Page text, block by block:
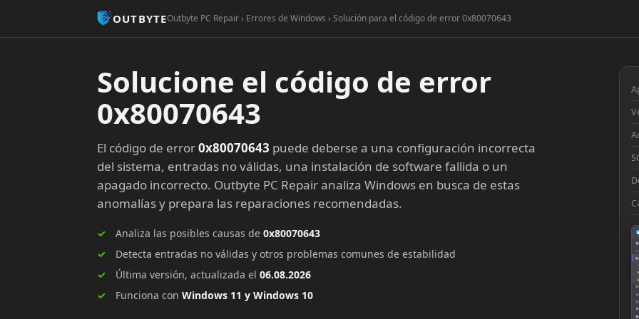
OUTBYTEOutbyte PC Repair › Errores de Windows › Solución para el código de error 0x80070643
Solucione el código de error
0x80070643
El código de error0x80070643 puede deberse a una configuración incorrecta
del sistema, entradas no válidas, una instalación de software fallida o un
apagado incorrecto. Outbyte PC Repair analiza Windows en busca de estas
anomalías y prepara las reparaciones recomendadas.
Analiza las posibles causas de 0x80070643
Detecta entradas no válidas y otros problemas comunes de estabilidad
Última versión, actualizada el 06.08.2026
Funciona con Windows 11 y Windows 10
▦
□
◉
◔
■
⚙
●
◎
■
▣